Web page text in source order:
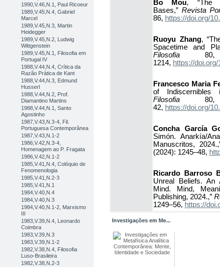
1990,V.46,N.1, Paul Ricoeur
1989,V.45,N.4, Gabriel
Marcel
1989,V.45,N.3, Martin
Heidegger
1989,V.45,N.2, Ludwig
Wittgenstein
1989,V.45,N.1, Filosofia em
Portugal IV
1988,V.44,N.4, Crítica da
Razão Prática de Kant
1988,V.44,N.3, Edmund
Husserl
1988,V.44,N.2, Prof.
Diamantino Martins
1988,V.44,N.1, Santo
Agostinho
1987,V.43,N.3-4, Fil.
Portuguesa Contemporânea
1987,V.43,N.1-2
1986,V.42,N.3-4,
Homenagem ao P. Fragata
1986,V.42,N.1-2
1985,V.41,N.4, Colóquio de
Fenomenologia
1985,V.41,N.2-3
1985,V.41,N.1
1984,V.40,N.4
1984,V.40,N.3
1984,V.40,N.1-2, Marxismo
III
1983,V.39,N.4, Leonardo
Coimbra
1983,V.39,N.3
1983,V.39,N.1-2
1982,V.38,N.4, Filosofia
Luso-Brasileira
1982,V.38,N.2-3
Bo Mou, “The
Bases,” Revista
86, https://doi.org/
Ruoyu Zhang,
Spacetime and
Filosofia 80,
1214, https://
Francesco Maria
of Indiscernibles
Filosofia 80,
42, https://doi.org/
Concha García
Simón. Anarkía/
Manuscritos,
(2024): 1245–48,
Ricardo Barroso
Unreal Beliefs. An
Mind. Mind,
Publishing, 2024.,”
1249–56, https://
Investigações em Me...